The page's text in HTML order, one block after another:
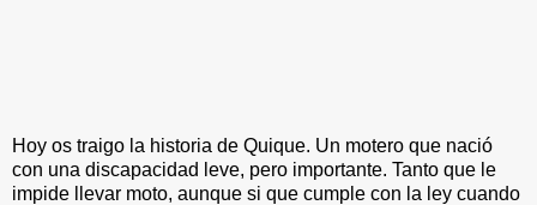
Hoy os traigo la historia de Quique. Un motero que nació
con una discapacidad leve, pero importante. Tanto que le
impide llevar moto, aunque si que cumple con la ley cuando